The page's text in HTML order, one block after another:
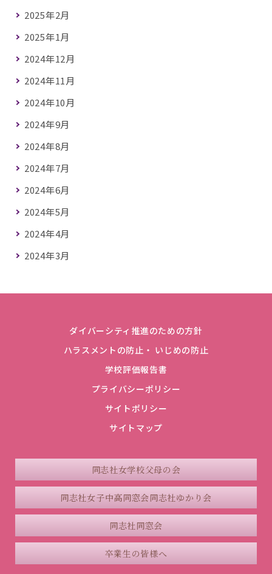
2025年2月
2025年1月
2024年12月
2024年11月
2024年10月
2024年9月
2024年8月
2024年7月
2024年6月
2024年5月
2024年4月
2024年3月
ダイバーシティ推進のための方針
ハラスメントの防止・ いじめの防止
学校評価報告書
プライバシーポリシー
サイトポリシー
サイトマップ
同志社女学校父母の会
同志社女子中高同窓会同志社ゆかり会
同志社同窓会
卒業生の皆様へ